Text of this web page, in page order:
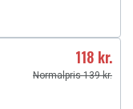
118 kr.
Normalpris 139 kr.